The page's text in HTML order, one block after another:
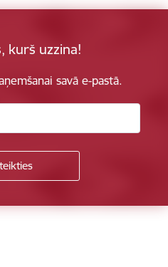
kurš uzzina!
savā e-pastā.